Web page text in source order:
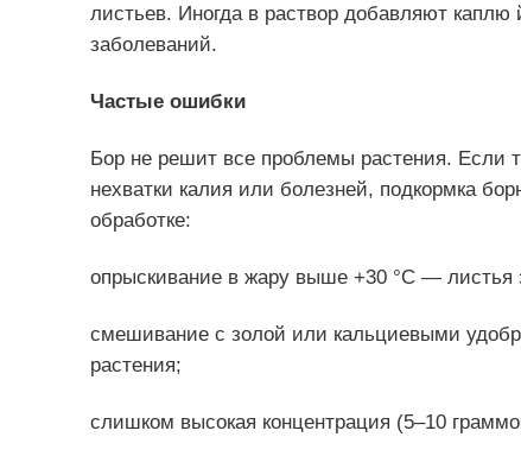
листьев. Иногда в раствор добавляют
заболеваний.
Частые ошибки
Бор не решит все проблемы растения. Если
нехватки калия или болезней, подкормка
обработке:
опрыскивание в жару выше +30 °C — листья
смешивание с золой или кальциевыми
растения;
слишком высокая концентрация (5–10